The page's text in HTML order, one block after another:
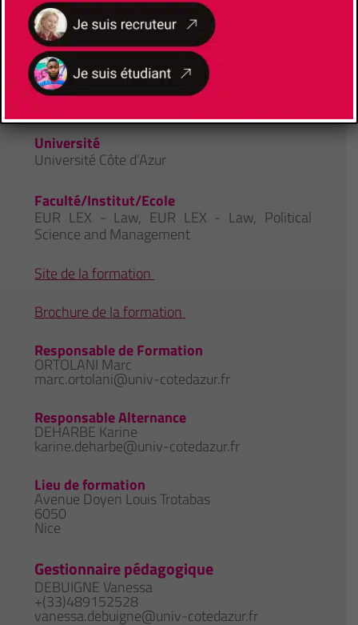
CONTACTS
Université
Université Côte d’Azur
Faculté/Institut/Ecole
EUR LEX - Law, EUR LEX - Law, Political
Science and Management
Site de la formation
Brochure de la formation
Responsable de Formation
ORTOLANI Marc
marc.ortolani@univ-cotedazur.fr
Responsable Alternance
DEHARBE Karine
karine.deharbe@univ-cotedazur.fr
Lieu de formation
Avenue Doyen Louis Trotabas
6050
Nice
Gestionnaire pédagogique
DEBUIGNE Vanessa
+(33)489152528
vanessa.debuigne@univ-cotedazur.fr